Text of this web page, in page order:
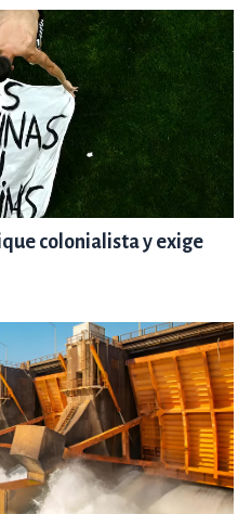
colonialista y exige